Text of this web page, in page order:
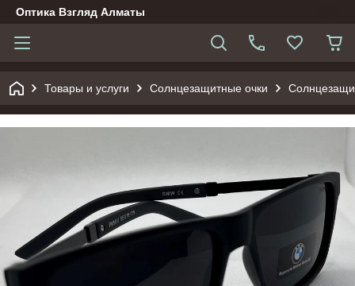
Оптика Взгляд Алматы
Товары и услуги Солнцезащитные очки